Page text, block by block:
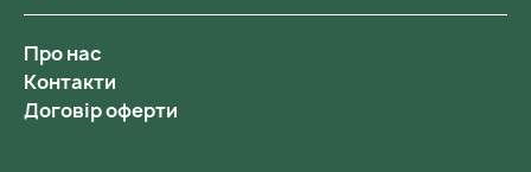
Про нас
Контакти
Договір оферти